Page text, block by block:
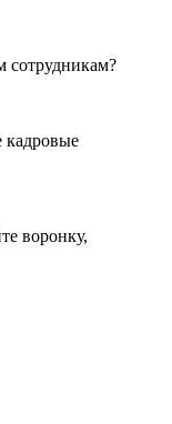
сотрудникам?
кадровые
воронку,